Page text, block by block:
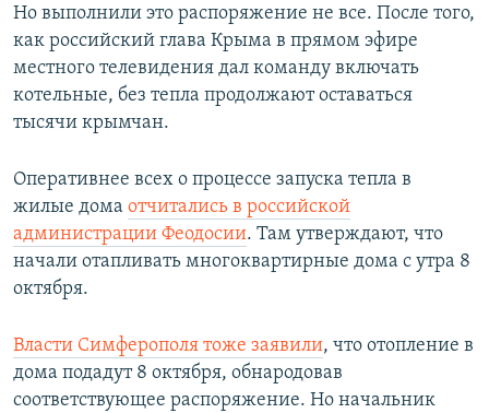
Но выполнили это распоряжение не все. После того,
как российский глава Крыма в прямом эфире
местного телевидения дал команду включать
котельные, без тепла продолжают оставаться
тысячи крымчан.
Оперативнее всех о процессе запуска тепла в
жилые дома отчитались в российской
администрации Феодосии. Там утверждают, что
начали отапливать многоквартирные дома с утра 8
октября.
Власти Симферополя тоже заявили, что отопление в
дома подадут 8 октября, обнародовав
соответствующее распоряжение. Но начальник